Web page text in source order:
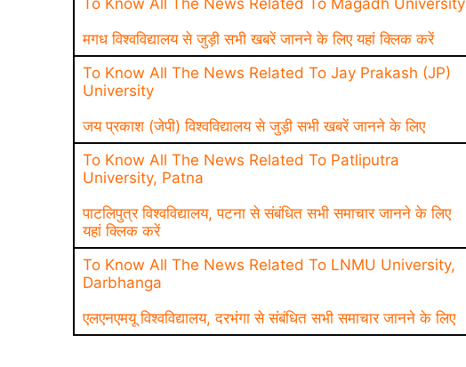
To Know All The News Related To Magadh University
मगध विश्वविद्यालय से जुड़ी सभी खबरें जानने के लिए यहां क्लिक करें
To Know All The News Related To Jay Prakash (JP)
University
जय प्रकाश (जेपी) विश्वविद्यालय से जुड़ी सभी खबरें जानने के लिए
To Know All The News Related To Patliputra
University, Patna
पाटलिपुत्र विश्वविद्यालय, पटना से संबंधित सभी समाचार जानने के लिए
यहां क्लिक करें
To Know All The News Related To LNMU University,
Darbhanga
एलएनएमयू विश्वविद्यालय, दरभंगा से संबंधित सभी समाचार जानने के लिए